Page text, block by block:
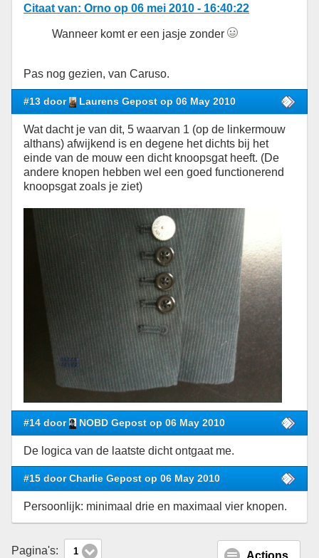
Citaat van: Orno op 06 mei 2010 - 16:40:22
Wanneer komt er een jasje zonder
Pas nog gezien, van Caruso.
#13 door Laurens Gepost op 06 May 2010
Wat dacht je van dit, 5 waarvan 1 (op de linkermouw
althans) afwijkend is en degene het dichts bij het
einde van de mouw een dicht knoopsgat heeft. (De
andere knopen hebben wel een goed functionerend
knoopsgat zoals je ziet)
#14 door NOBD Gepost op 06 May 2010
De logica van de laatste dicht ontgaat me.
#15 door Charlie Gepost op 06 May 2010
Persoonlijk: minimaal drie en maximaal vier knopen.
Pagina's: 1 Actions